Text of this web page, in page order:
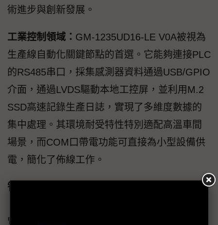
術進步與創新發展。
工業控制領域： GM-1235UD16-LE V0A被視為
生產線自動化關鍵節點的首選。它能夠連接PLC
的RS485串口，採集感測器資料通過USB/GPIO
介面，通過LVDS驅動本地工控屏，並利用M.2
SSD高速記錄生產日誌，實現了多維度數據的
集中處理。其環境耐受特性特別適配高溫車間
場景，而COM口帶電功能可直接為小型設備供
電，簡化了佈線工作。
智慧零售領域：
GM-1235UD16-LE V0A充當了
覽屏能夠利用其四顯示功能，分區展示導航地